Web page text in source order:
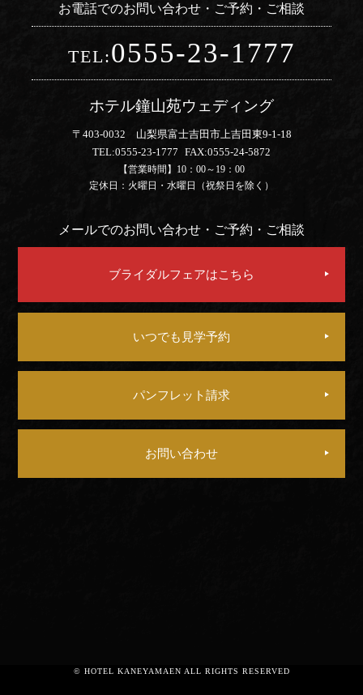
お電話でのお問い合わせ・ご予約・ご相談
TEL:0555-23-1777
ホテル鐘山苑ウェディング
〒403-0032 山梨県富士吉田市上吉田東9-1-18
TEL:0555-23-1777 FAX:0555-24-5872
【営業時間】10：00～19：00
定休日：火曜日・水曜日（祝祭日を除く）
メールでのお問い合わせ・ご予約・ご相談
ブライダルフェアはこちら
いつでも見学予約
パンフレット請求
お問い合わせ
© HOTEL KANEYAMAEN ALL RIGHTS RESERVED